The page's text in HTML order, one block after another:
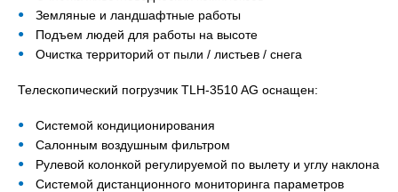
Земляные и ландшафтные работы
Подъем людей для работы на высоте
Очистка территорий от пыли / листьев / снега
Телескопический погрузчик TLH-3510 AG оснащен:
Системой кондиционирования
Салонным воздушным фильтром
Рулевой колонкой регулируемой по вылету и углу наклона
Системой дистанционного мониторинга параметров